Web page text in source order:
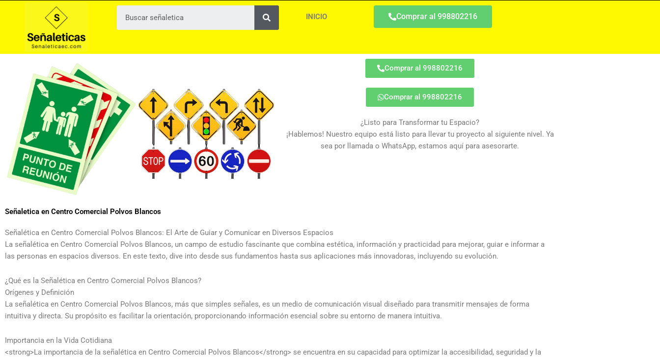
Search
INICIO Comprar al 998802216
Comprar al 998802216
Comprar al 998802216
¿Listo para Transformar tu Espacio?
¡Hablemos! Nuestro equipo está listo para llevar tu proyecto al siguiente nivel. Ya
sea por llamada o WhatsApp, estamos aquí para asesorarte.
Señaletica en Centro Comercial Polvos Blancos
Señalética en Centro Comercial Polvos Blancos: El Arte de Guiar y Comunicar en Diversos Espacios
La señalética en Centro Comercial Polvos Blancos, un campo de estudio fascinante que combina estética, información y practicidad para mejorar, guiar e informar a
las personas en espacios diversos. En este texto, dive into desde sus fundamentos hasta sus aplicaciones más innovadoras, incluyendo su evolución.
¿Qué es la Señalética en Centro Comercial Polvos Blancos?
Orígenes y Definición
La señalética en Centro Comercial Polvos Blancos, más que simples señales, es un medio de comunicación visual diseñado para transmitir mensajes de forma
intuitiva y directa. Su propósito es facilitar la orientación, proporcionando información esencial sobre su entorno de manera intuitiva.
Importancia en la Vida Cotidiana
<strong>La importancia de la señalética en Centro Comercial Polvos Blancos</strong> se encuentra en su capacidad para optimizar la accesibilidad, seguridad y la